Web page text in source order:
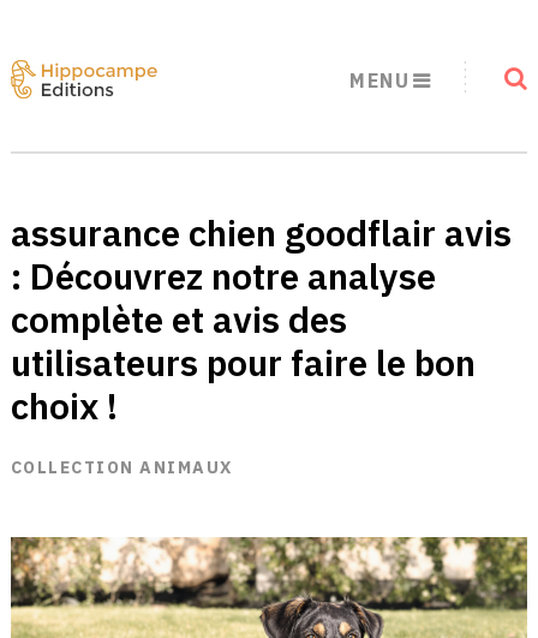
MENU
assurance chien goodflair avis
: Découvrez notre analyse
complète et avis des
utilisateurs pour faire le bon
choix !
COLLECTION ANIMAUX